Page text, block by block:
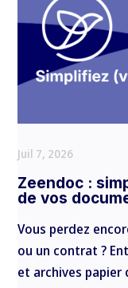
Zeendoc :
de vos
Juil 7, 2026
Vous perdez
ou un contrat ?
et archives papier